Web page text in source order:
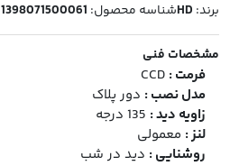
برند: HDشناسه محصول: 1398071500061
مشخصات فنی
فرمت : CCD
مدل نصب : دور پلاک
زاویه دید : 135 درجه
لنز : معمولی
روشنایی : دید در شب